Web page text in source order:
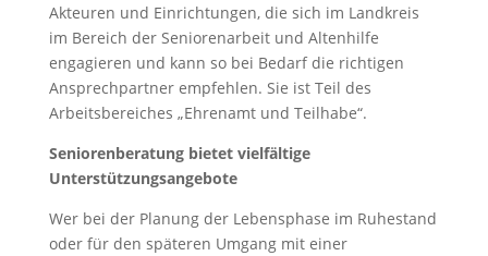
Akteuren und Einrichtungen, die sich im Landkreis
im Bereich der Seniorenarbeit und Altenhilfe
engagieren und kann so bei Bedarf die richtigen
Ansprechpartner empfehlen. Sie ist Teil des
Arbeitsbereiches „Ehrenamt und Teilhabe“.
Seniorenberatung bietet vielfältige
Unterstützungsangebote
Wer bei der Planung der Lebensphase im Ruhestand
oder für den späteren Umgang mit einer